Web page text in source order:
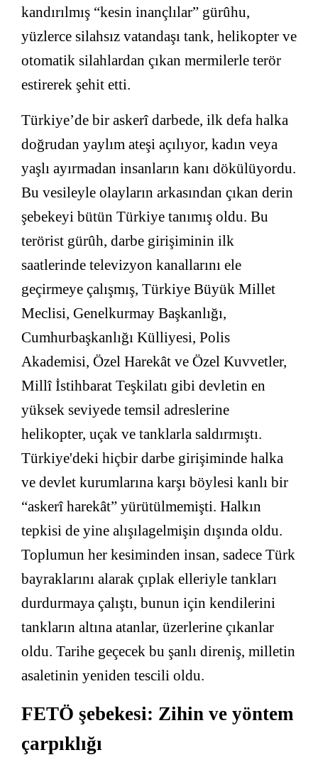
kandırılmış “kesin inançlılar” gürûhu,
yüzlerce silahsız vatandaşı tank, helikopter ve
otomatik silahlardan çıkan mermilerle terör
estirerek şehit etti.
Türkiye’de bir askerî darbede, ilk defa halka
doğrudan yaylım ateşi açılıyor, kadın veya
yaşlı ayırmadan insanların kanı dökülüyordu.
Bu vesileyle olayların arkasından çıkan derin
şebekeyi bütün Türkiye tanımış oldu. Bu
terörist gürûh, darbe girişiminin ilk
saatlerinde televizyon kanallarını ele
geçirmeye çalışmış, Türkiye Büyük Millet
Meclisi, Genelkurmay Başkanlığı,
Cumhurbaşkanlığı Külliyesi, Polis
Akademisi, Özel Harekât ve Özel Kuvvetler,
Millî İstihbarat Teşkilatı gibi devletin en
yüksek seviyede temsil adreslerine
helikopter, uçak ve tanklarla saldırmıştı.
Türkiye'deki hiçbir darbe girişiminde halka
ve devlet kurumlarına karşı böylesi kanlı bir
“askerî harekât” yürütülmemişti. Halkın
tepkisi de yine alışılagelmişin dışında oldu.
Toplumun her kesiminden insan, sadece Türk
bayraklarını alarak çıplak elleriyle tankları
durdurmaya çalıştı, bunun için kendilerini
tankların altına atanlar, üzerlerine çıkanlar
oldu. Tarihe geçecek bu şanlı direniş, milletin
asaletinin yeniden tescili oldu.
FETÖ şebekesi: Zihin ve yöntem
çarpıklığı